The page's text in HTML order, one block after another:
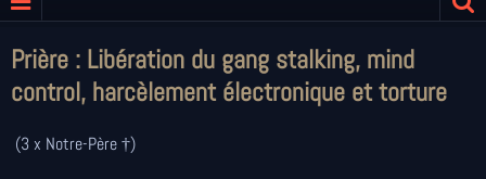
Prière : Libération du gang stalking, mind
control, harcèlement électronique et torture
(3 x Notre-Père †)